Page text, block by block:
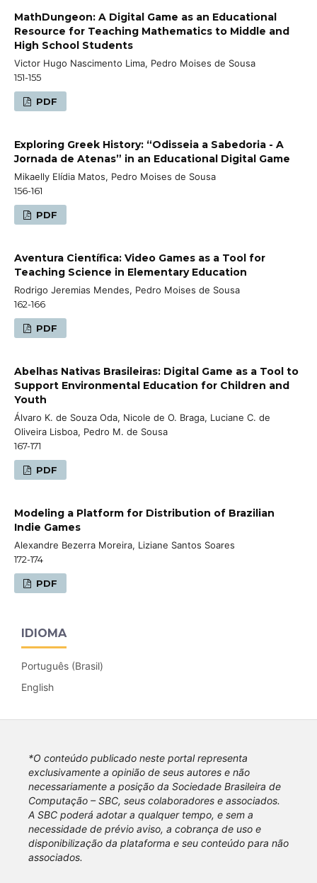
MathDungeon: A Digital Game as an Educational
Resource for Teaching Mathematics to Middle and
High School Students
Victor Hugo Nascimento Lima, Pedro Moises de Sousa
151-155
PDF
Exploring Greek History: “Odisseia a Sabedoria - A
Jornada de Atenas” in an Educational Digital Game
Mikaelly Elídia Matos, Pedro Moises de Sousa
156-161
PDF
Aventura Científica: Video Games as a Tool for
Teaching Science in Elementary Education
Rodrigo Jeremias Mendes, Pedro Moises de Sousa
162-166
PDF
Abelhas Nativas Brasileiras: Digital Game as a Tool to
Support Environmental Education for Children and
Youth
Álvaro K. de Souza Oda, Nicole de O. Braga, Luciane C. de
Oliveira Lisboa, Pedro M. de Sousa
167-171
PDF
Modeling a Platform for Distribution of Brazilian
Indie Games
Alexandre Bezerra Moreira, Liziane Santos Soares
172-174
PDF
IDIOMA
Português (Brasil)
English
*O conteúdo publicado neste portal representa
exclusivamente a opinião de seus autores e não
necessariamente a posição da Sociedade Brasileira de
Computação – SBC, seus colaboradores e associados.
A SBC poderá adotar a qualquer tempo, e sem a
necessidade de prévio aviso, a cobrança de uso e
disponibilização da plataforma e seu conteúdo para não
associados.